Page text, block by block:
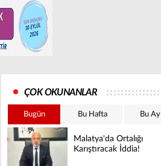
ÇOK OKUNANLAR
Bugün Bu Hafta Bu Ay
Malatya'da Ortalığı
Karıştıracak İddia!